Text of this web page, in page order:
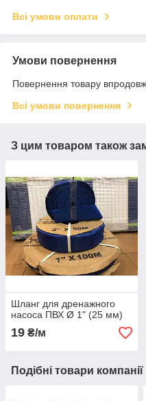
Всі умови оплати
Умови повернення
Повернення товару
Всі умови повернення
З цим товаром також
Шланг для дренажного
насоса ПВХ Ø 1" (25 мм)
19 ₴/м
Подібні товари компанії